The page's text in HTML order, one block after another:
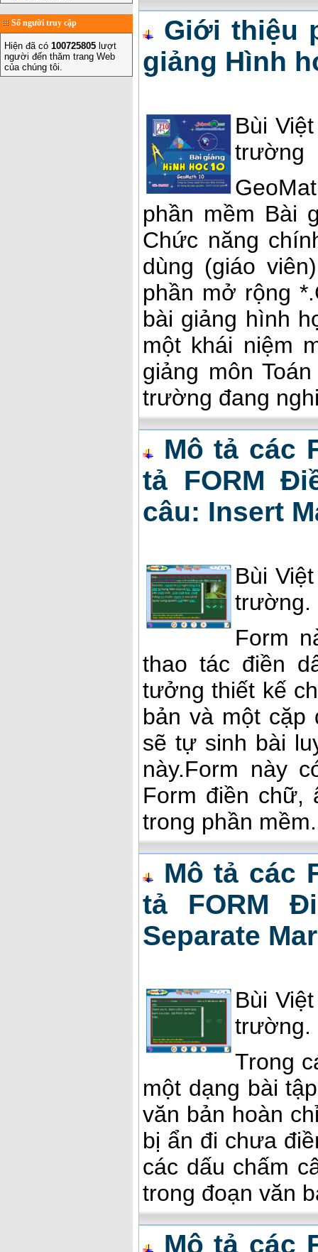
Số người truy cập
Hiện đã có 100725805 lượt
người đến thăm trang Web
của chúng tôi.
Giới thiệu
giảng Hình
Bùi
trường
phần mềm Bài
Chức năng
dùng (giáo
phần mở rộng
bài giảng hình
một khái niệm
giảng môn
trường đang
Mô tả các
tả FORM
câu: Insert
Bùi
trường.
Form
thao tác điền
tưởng thiết kế
bản và một cặp
sẽ tự sinh bài
này.Form này
Form điền chữ,
trong phần mềm.
Mô tả các
tả FORM
Separate
Bùi
trường.
Trong
một dạng bài
văn bản hoàn
bị ẩn đi chưa
các dấu chấm
trong đoạn văn
Mô tả các